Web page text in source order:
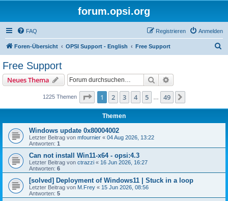
forum.opsi.org
FAQ Anmelden
Registrieren
Foren-Übersicht OPSI Support - English Free Support
Free Support
Neues Thema Suche
1225 Themen Seite 1von 49
1 2 3 4 5 49
Themen
Windows update 0x80004002
Letzter Beitrag von mfournier « 04 Aug 2026, 13:22
Antworten: 1
Can not install Win11-x64 - opsi:4.3
Letzter Beitrag von ctrazzi « 16 Jun 2026, 16:27
Antworten: 6
[solved] Deployment of Windows11 | Stuck in a loop
Letzter Beitrag von M.Frey « 15 Jun 2026, 08:56
Antworten: 5